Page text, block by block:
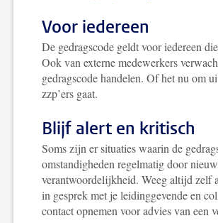
Voor iedereen
De gedragscode geldt voor iedereen
Ook van externe medewerkers
gedragscode handelen. Of het nu om
zzp’ers gaat.
Blijf alert en kritisch
Soms zijn er situaties waarin de
omstandigheden regelmatig door
verantwoordelijkheid. Weeg altijd zelf
in gesprek met je leidinggevende en
contact opnemen voor advies van een